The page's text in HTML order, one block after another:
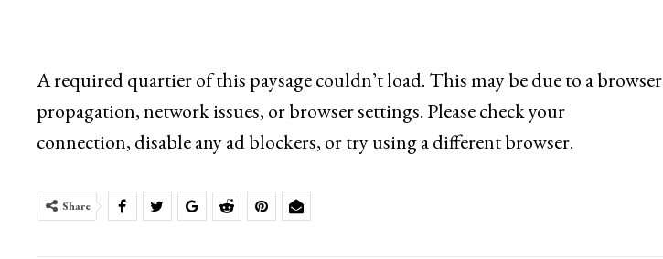
A required quartier of this paysage couldn’t load. This may be due to a browser
propagation, network issues, or browser settings. Please check your
connection, disable any ad blockers, or try using a different browser.
Share